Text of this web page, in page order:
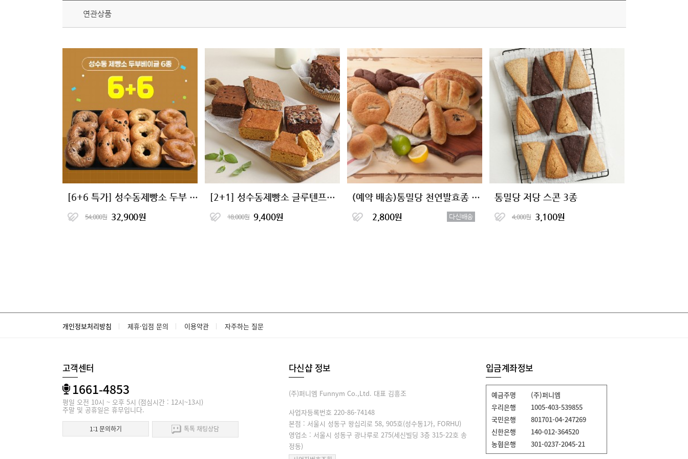
연관상품
[6+6 특가] 성수동제빵소 두부 베이글 6종
54,000원 32,900원
[2+1] 성수동제빵소 글루텐프리 단백한빵 4종
18,000원 9,400원
(예약 배송)통밀당 천연발효종 통밀빵 10종
2,800원 다신배송
통밀당 저당 스콘 3종
4,000원 3,100원
개인정보처리방침 제휴·입점 문의 이용약관 자주하는 질문
고객센터
1661-4853
평일 오전 10시 ~ 오후 5시 (점심시간 : 12시~13시)
주말 및 공휴일은 휴무입니다.
1:1 문의하기 톡톡 채팅상담
다신샵 정보
(주)퍼니엠 Funnym Co.,Ltd. 대표 김흥조
사업자등록번호 220-86-74148
본점 : 서울시 성동구 왕십리로 58, 905호(성수동1가, FORHU)
영업소 : 서울시 성동구 광나루로 275(세신빌딩 3층 315-22호 송
정동)
입금계좌정보
예금주명
(주)퍼니엠
우리은행
1005-403-539855
국민은행
801701-04-247269
신한은행
140-012-364520
농협은행
301-0237-2045-21